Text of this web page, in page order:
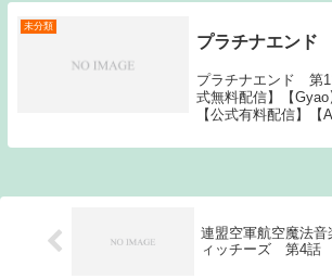
未分類
プラチナエンド
プラチナエンド 第
式無料配信】【Gyao
【公式有料配信】【
feedプラチナエン
連盟空軍航空魔法音
ィッチーズ 第4話